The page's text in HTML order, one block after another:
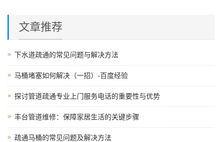
文章推荐
下水道疏通的常见问题与解决方法
马桶堵塞如何解决（一招）-百度经验
探讨管道疏通专业上门服务电话的重要性与优势
丰台管道维修：保障家居生活的关键步骤
疏通马桶的常见问题及解决方法